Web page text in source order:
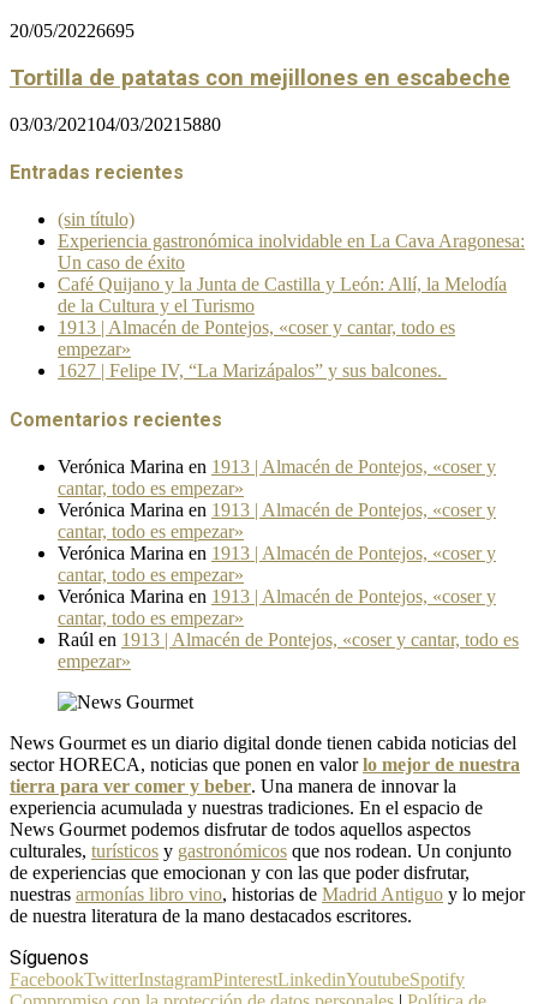
20/05/20226695
Tortilla de patatas con mejillones en escabeche
03/03/202104/03/2021 5880
Entradas recientes
(sin título)
Experiencia gastronómica inolvidable en La Cava Aragonesa:
Un caso de éxito
Café Quijano y la Junta de Castilla y León: Allí, la Melodía
de la Cultura y el Turismo
1913 | Almacén de Pontejos, «coser y cantar, todo es
empezar»
1627 | Felipe IV, “La Marizápalos” y sus balcones.
Comentarios recientes
Verónica Marina en 1913 | Almacén de Pontejos, «coser y
cantar, todo es empezar»
Verónica Marina en 1913 | Almacén de Pontejos, «coser y
cantar, todo es empezar»
Verónica Marina en 1913 | Almacén de Pontejos, «coser y
cantar, todo es empezar»
Verónica Marina en 1913 | Almacén de Pontejos, «coser y
cantar, todo es empezar»
Raúl en 1913 | Almacén de Pontejos, «coser y cantar, todo es
empezar»
News Gourmet es un diario digital donde tienen cabida noticias del
sector HORECA, noticias que ponen en valorlo mejor de nuestra
tierra para ver comer y beber. Una manera de innovar la
experiencia acumulada y nuestras tradiciones. En el espacio de
News Gourmet podemos disfrutar de todos aquellos aspectos
culturales, turísticos y gastronómicos que nos rodean. Un conjunto
de experiencias que emocionan y con las que poder disfrutar,
nuestras armonías libro vino, historias de Madrid Antiguo y lo mejor
de nuestra literatura de la mano destacados escritores.
Síguenos
FacebookTwitterInstagramPinterestLinkedinYoutubeSpotify